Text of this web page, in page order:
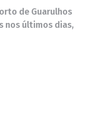
de Guarulhos
nos últimos dias,